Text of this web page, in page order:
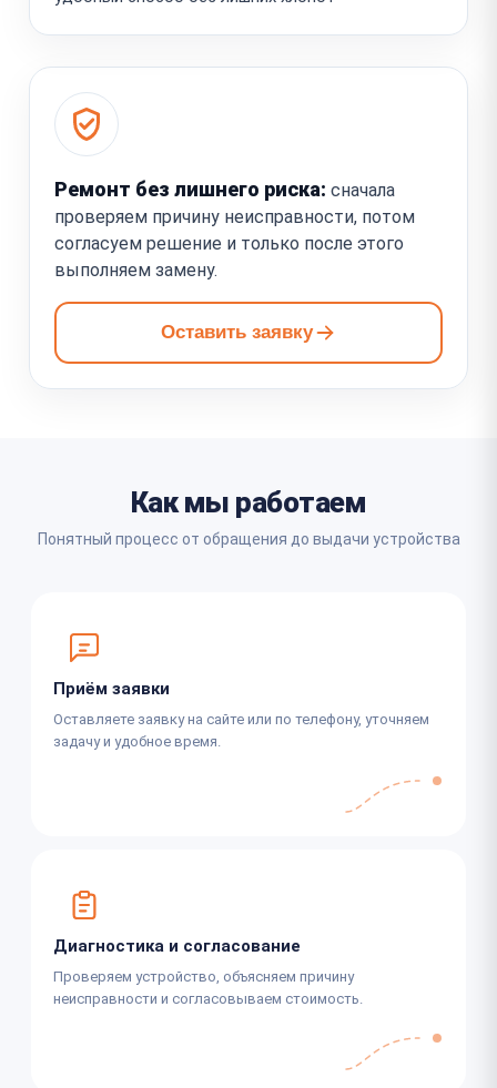
Ремонт без лишнего риска: сначала
проверяем причину неисправности, потом
согласуем решение и только после этого
выполняем замену.
Оставить заявку
Как мы работаем
Понятный процесс от обращения до выдачи устройства
Приём заявки
Оставляете заявку на сайте или по телефону, уточняем
задачу и удобное время.
Диагностика и согласование
Проверяем устройство, объясняем причину
неисправности и согласовываем стоимость.